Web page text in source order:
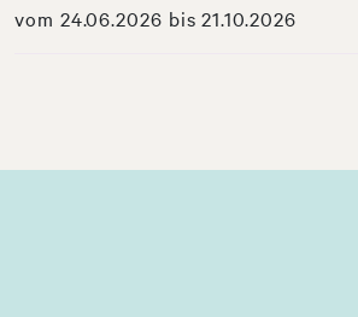
vom 24.06.2026 bis 21.10.2026